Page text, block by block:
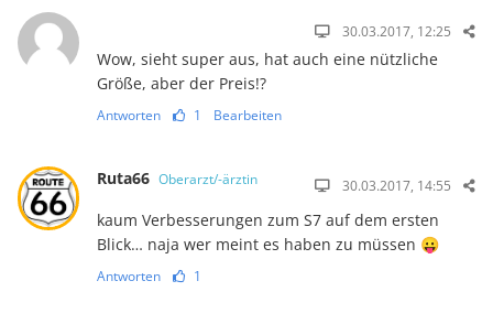
30.03.2017, 12:25
Wow, sieht super aus, hat auch eine nützliche
Größe, aber der Preis!?
Antworten 1 Bearbeiten
Ruta66 Oberarzt/-ärztin 30.03.2017, 14:55
kaum Verbesserungen zum S7 auf dem ersten
Blick… naja wer meint es haben zu müssen 😛
Antworten 1